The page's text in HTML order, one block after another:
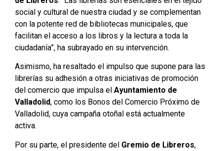
social y cultural de nuestra ciudad y se complementan
con la potente red de bibliotecas municipales, que
facilitan el acceso a los libros y la lectura a toda la
ciudadanía”, ha subrayado en su intervención.
Asimismo, ha resaltado el impulso que supone para las
librerías su adhesión a otras iniciativas de promoción
del comercio que impulsa el Ayuntamiento de
Valladolid, como los Bonos del Comercio Próximo de
Valladolid, cuya campaña otoñal está actualmente
activa.
Por su parte, el presidente del Gremio de Libreros,